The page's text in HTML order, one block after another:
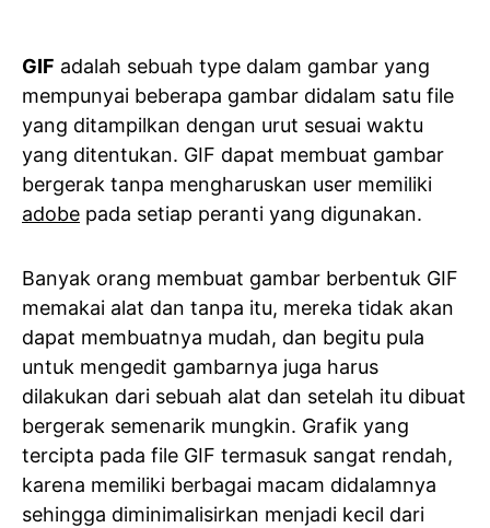
GIF adalah sebuah type dalam gambar yang
mempunyai beberapa gambar didalam satu file
yang ditampilkan dengan urut sesuai waktu
yang ditentukan. GIF dapat membuat gambar
bergerak tanpa mengharuskan user memiliki
adobe pada setiap peranti yang digunakan.
Banyak orang membuat gambar berbentuk GIF
memakai alat dan tanpa itu, mereka tidak akan
dapat membuatnya mudah, dan begitu pula
untuk mengedit gambarnya juga harus
dilakukan dari sebuah alat dan setelah itu dibuat
bergerak semenarik mungkin. Grafik yang
tercipta pada file GIF termasuk sangat rendah,
karena memiliki berbagai macam didalamnya
sehingga diminimalisirkan menjadi kecil dari